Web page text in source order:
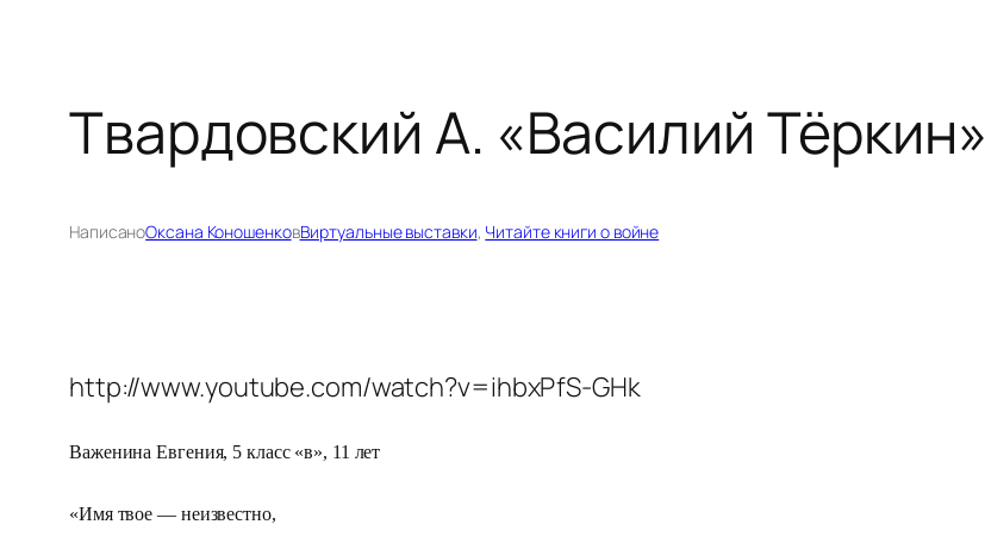
Твардовский А. «Василий Тёркин»
НаписаноОксана КоношенковВиртуальные выставки, Читайте книги о войне
http://www.youtube.com/watch?v=ihbxPfS-GHk
Важенина Евгения, 5 класс «в», 11 лет
«Имя твое — неизвестно,